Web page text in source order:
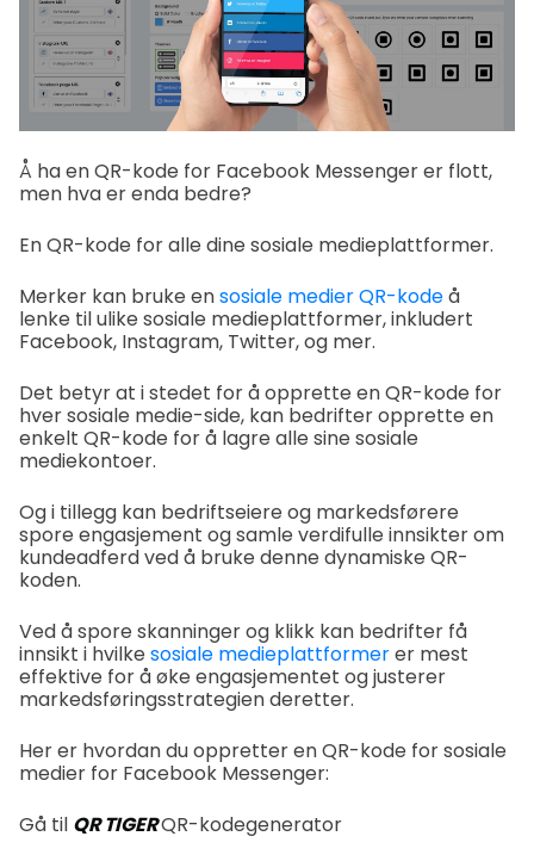
Å ha en QR-kode for Facebook Messenger er flott,
men hva er enda bedre?
En QR-kode for alle dine sosiale medieplattformer.
Merker kan bruke ensosiale medier QR-kodeå
lenke til ulike sosiale medieplattformer, inkludert
Facebook, Instagram, Twitter, og mer.
Det betyr at i stedet for å opprette en QR-kode for
hver sosiale medie-side, kan bedrifter opprette en
enkelt QR-kode for å lagre alle sine sosiale
mediekontoer.
Og i tillegg kan bedriftseiere og markedsførere
spore engasjement og samle verdifulle innsikter om
kundeadferd ved å bruke denne dynamiske QR-
koden.
Ved å spore skanninger og klikk kan bedrifter få
innsikt i hvilke sosiale medieplattformerer mest
effektive for å øke engasjementet og justerer
markedsføringsstrategien deretter.
Her er hvordan du oppretter en QR-kode for sosiale
medier for Facebook Messenger:
Gå til QR TIGERQR-kodegenerator